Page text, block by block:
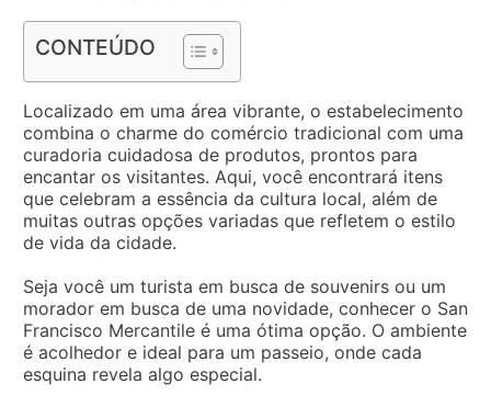
CONTEÚDO
Localizado em uma área vibrante, o estabelecimento
combina o charme do comércio tradicional com uma
curadoria cuidadosa de produtos, prontos para
encantar os visitantes. Aqui, você encontrará itens
que celebram a essência da cultura local, além de
muitas outras opções variadas que refletem o estilo
de vida da cidade.
Seja você um turista em busca de souvenirs ou um
morador em busca de uma novidade, conhecer o San
Francisco Mercantile é uma ótima opção. O ambiente
é acolhedor e ideal para um passeio, onde cada
esquina revela algo especial.